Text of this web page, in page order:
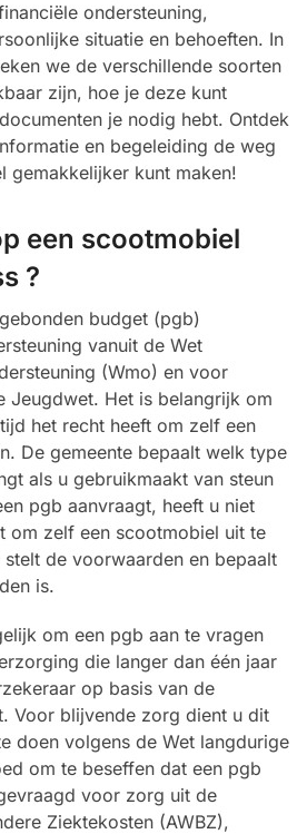
ondersteuning,
situatie en behoeften. In
we de verschillende soorten
zijn, hoe je deze kunt
je nodig hebt. Ontdek
en begeleiding de weg
gemakkelijker kunt maken!
een scootmobiel
?
budget (pgb)
vanuit de Wet
(Wmo) en voor
Jeugdwet. Het is belangrijk om
het recht heeft om zelf een
De gemeente bepaalt welk type
als u gebruikmaakt van steun
pgb aanvraagt, heeft u niet
om zelf een scootmobiel uit te
de voorwaarden en bepaalt
is.
om een pgb aan te vragen
die langer dan één jaar
op basis van de
Voor blijvende zorg dient u dit
doen volgens de Wet langdurige
om te beseffen dat een pgb
voor zorg uit de
Ziektekosten (AWBZ),